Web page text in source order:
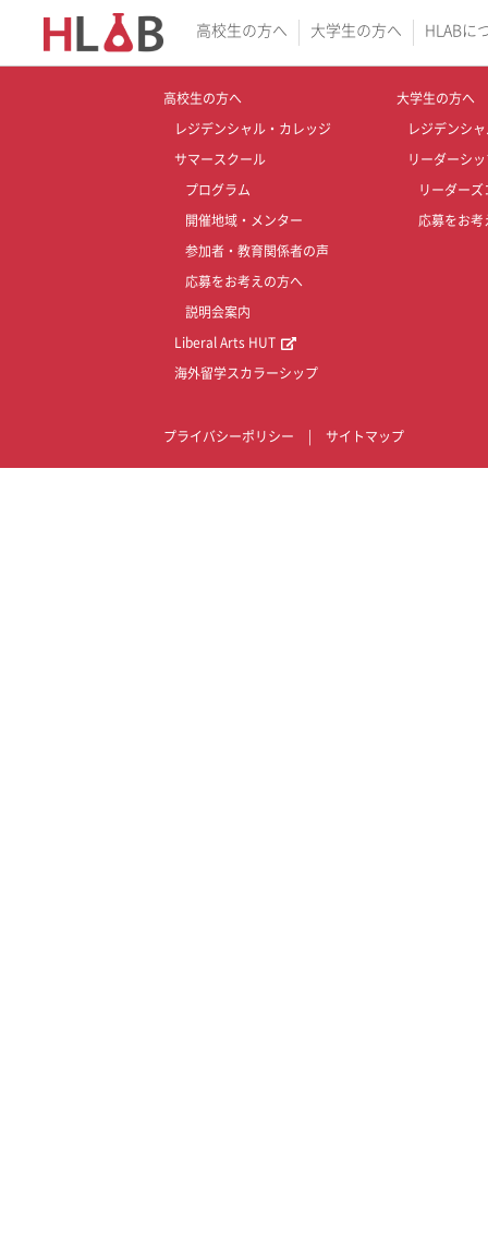
高校生の方へ 大学生の方へ HLABに
高校生の方へ
レジデンシャル・カレッジ
サマースクール
プログラム
開催地域・メンター
参加者・教育関係者の声
応募をお考えの方へ
説明会案内
Liberal Arts HUT
海外留学スカラーシップ
大学生の方へ
レジデンシ
リーダーシ
リーダーズ
応募をお考
プライバシーポリシー サイトマップ